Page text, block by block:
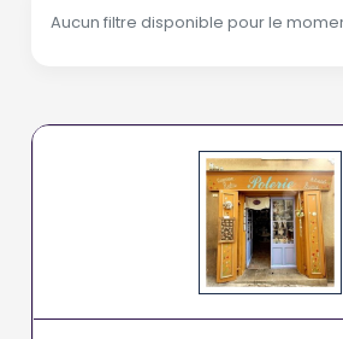
Aucun filtre disponible pour le